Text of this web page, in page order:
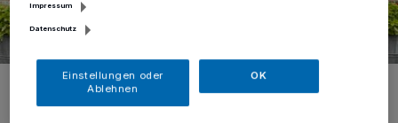
(v.li.) Mareike Joppien und Arne Jährling (Touristisches
Marketing/neanderland | Kreis Mettmann), Ole Friedrich (Düsseldorf
Tourismus), Paul Stertz (Regionalmanagement Düsseldorf – Kreis
Impressum
Datenschutz
Einstellungen oder
Ablehnen
OK